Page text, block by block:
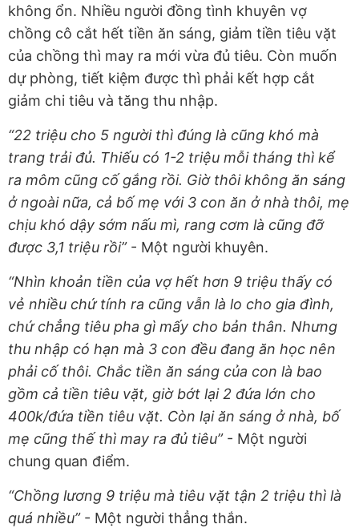
không ổn. Nhiều người đồng tình khuyên vợ
chồng cô cắt hết tiền ăn sáng, giảm tiền tiêu vặt
của chồng thì may ra mới vừa đủ tiêu. Còn muốn
dự phòng, tiết kiệm được thì phải kết hợp cắt
giảm chi tiêu và tăng thu nhập.
“22 triệu cho 5 người thì đúng là cũng khó mà
trang trải đủ. Thiếu có 1-2 triệu mỗi tháng thì kể
ra môm cũng cố gắng rồi. Giờ thôi không ăn sáng
ở ngoài nữa, cả bố mẹ với 3 con ăn ở nhà thôi, mẹ
chịu khó dậy sớm nấu mì, rang cơm là cũng đỡ
được 3,1 triệu rồi”- Một người khuyên.
“Nhìn khoản tiền của vợ hết hơn 9 triệu thấy có
vẻ nhiều chứ tính ra cũng vẫn là lo cho gia đình,
chứ chẳng tiêu pha gì mấy cho bản thân. Nhưng
thu nhập có hạn mà 3 con đều đang ăn học nên
phải cố thôi. Chắc tiền ăn sáng của con là bao
gồm cả tiền tiêu vặt, giờ bớt lại 2 đứa lớn cho
400k/đứa tiền tiêu vặt. Còn lại ăn sáng ở nhà, bố
mẹ cũng thế thì may ra đủ tiêu”- Một người
chung quan điểm.
“Chồng lương 9 triệu mà tiêu vặt tận 2 triệu thì là
quá nhiều”- Một người thẳng thắn.